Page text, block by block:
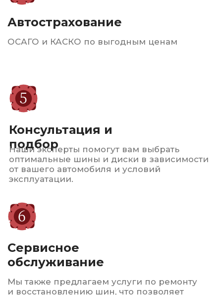
Гарантируем высокое качество
обслуживания, доступные цены
безопасность и комфорт
на дороге
клиентов.